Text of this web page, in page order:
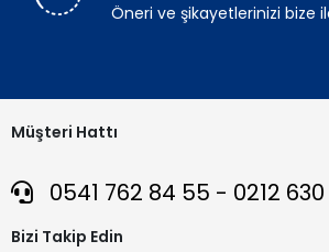
Öneri ve şikayetlerinizi bize
Müşteri Hattı
0541 762 84 55 - 0212 630
Bizi Takip Edin